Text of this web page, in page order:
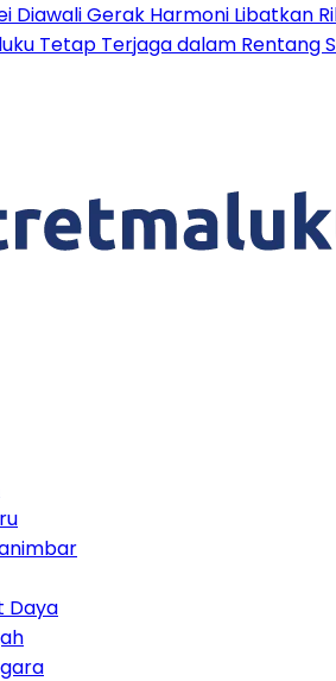
Diawali Gerak Harmoni Libatkan
Tetap Terjaga dalam Rentang
Daya